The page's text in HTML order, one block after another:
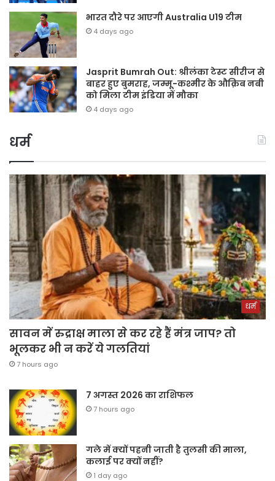
भारत दौरे पर आएगी Australia U19 टीम
4 days ago
Jasprit Bumrah Out: श्रीलंका टेस्ट सीरीज से
बाहर हुए बुमराह, जम्मू-कश्मीर के औक़िब नबी
को मिला टीम इंडिया में मौका
4 days ago
धर्म
धर्म
सावन में रुद्राक्ष माला से कर रहे हैं मंत्र जाप? तो
भूलकर भी न करें ये गलतियां
7 hours ago
7 अगस्त 2026 का राशिफल
7 hours ago
गले में क्यों पहनी जाती है तुलसी की माला,
कलाई पर क्यों नहीं?
1 day ago